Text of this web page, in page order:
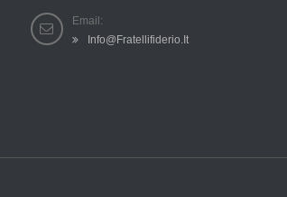
Email:
Info@fratellifiderio.it